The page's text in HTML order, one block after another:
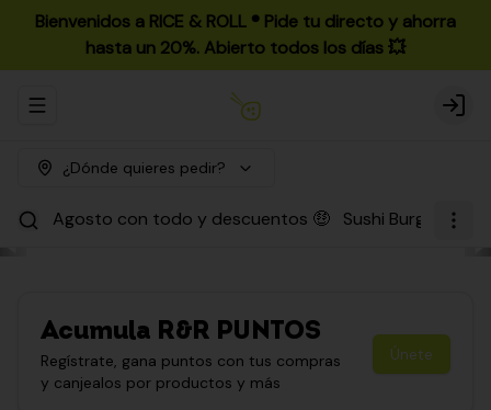
Bienvenidos a RICE & ROLL ®️ Pide tu directo y ahorra
hasta un 20%. Abierto todos los días 💥
Abrir menu de navegación Login
¿Dónde quieres pedir?
Agosto con todo y descuentos 🤑 Sushi Burgers
Acumula R&R PUNTOS
Regístrate, gana puntos con tus compras
y canjealos por productos y más
Únete